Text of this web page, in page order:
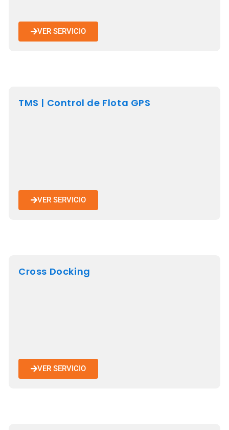
VER SERVICIO
TMS | Control de Flota GPS
VER SERVICIO
Cross Docking
VER SERVICIO